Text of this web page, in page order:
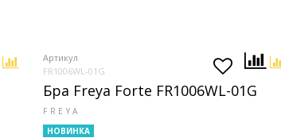
Артикул
FR1006WL-01G
Бра Freya Forte FR1006WL-01G
FREYA
НОВИНКА